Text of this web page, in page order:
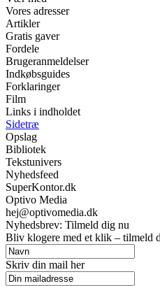
Vores adresser
Artikler
Gratis gaver
Fordele
Brugeranmeldelser
Indkøbsguides
Forklaringer
Film
Links i indholdet
Sidetræ
Opslag
Bibliotek
Tekstunivers
Nyhedsfeed
SuperKontor.dk
Optivo Media
hej@optivomedia.dk
Nyhedsbrev: Tilmeld dig nu
Bliv klogere med et klik – tilmeld
Skriv din mail her